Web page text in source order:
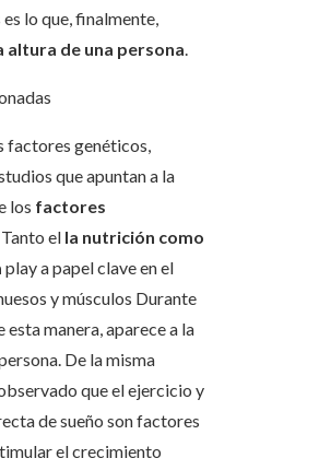
lo que, finalmente,
altura de una persona.
factores genéticos,
que apuntan a la
los factores
Tanto el la nutrición como
play a papel clave en el
y músculos Durante
esta manera, aparece a la
De la misma
que el ejercicio y
de sueño son factores
el crecimiento